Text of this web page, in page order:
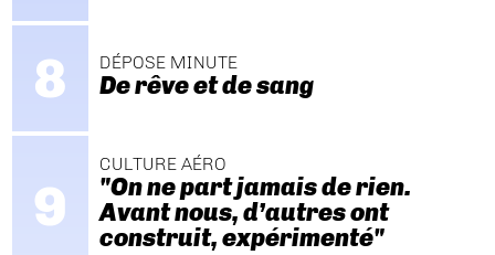
DÉPOSE MINUTE
De rêve et de sang
CULTURE AÉRO
"On ne part jamais de rien.
Avant nous, d’autres ont
construit, expérimenté"